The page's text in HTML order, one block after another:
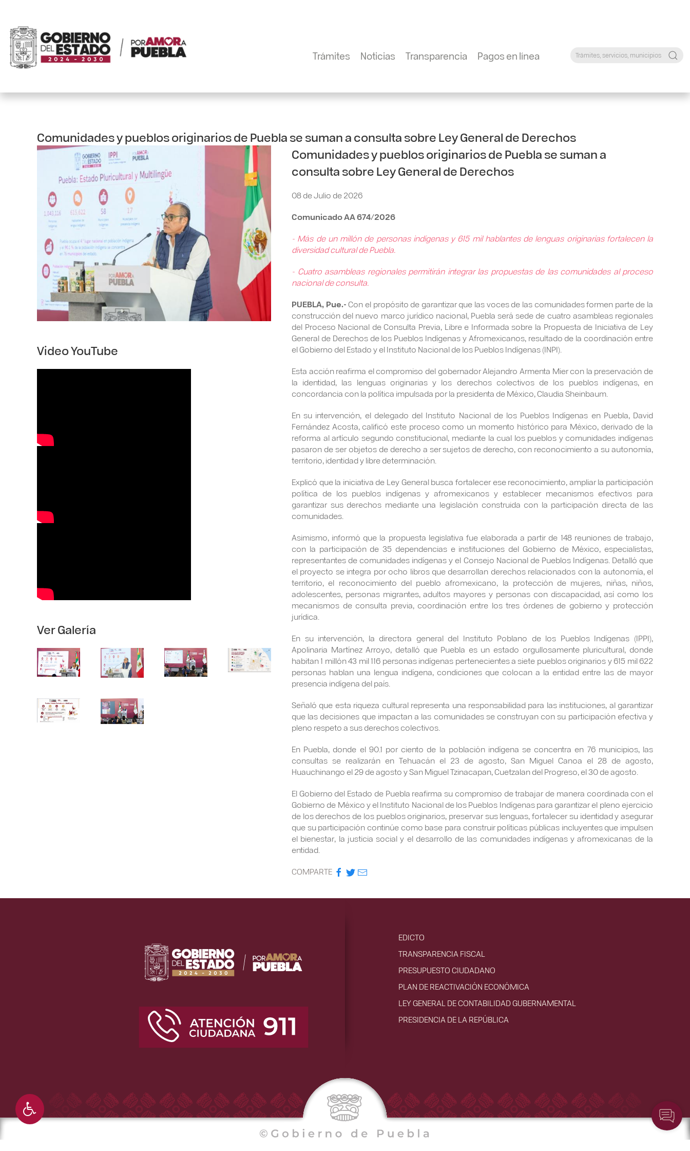
Trámites Noticias Transparencia Pagos en línea
Comunidades y pueblos originarios de Puebla se suman a consulta sobre Ley General de Derechos
Video YouTube
Ver Galería
Comunidades y pueblos originarios de Puebla se suman a
consulta sobre Ley General de Derechos
08 de Julio de 2026
Comunicado AA 674/2026
- Más de un millón de personas indígenas y 615 mil hablantes de lenguas originarias fortalecen la
diversidad cultural de Puebla.
- Cuatro asambleas regionales permitirán integrar las propuestas de las comunidades al proceso
nacional de consulta.
PUEBLA, Pue.-Con el propósito de garantizar que las voces de las comunidades formen parte de la
construcción del nuevo marco jurídico nacional, Puebla será sede de cuatro asambleas regionales
del Proceso Nacional de Consulta Previa, Libre e Informada sobre la Propuesta de Iniciativa de Ley
General de Derechos de los Pueblos Indígenas y Afromexicanos, resultado de la coordinación entre
el Gobierno del Estado y el Instituto Nacional de los Pueblos Indígenas (INPI).
Esta acción reafirma el compromiso del gobernador Alejandro Armenta Mier con la preservación de
la identidad, las lenguas originarias y los derechos colectivos de los pueblos indígenas, en
concordancia con la política impulsada por la presidenta de México, Claudia Sheinbaum.
En su intervención, el delegado del Instituto Nacional de los Pueblos Indígenas en Puebla, David
Fernández Acosta, calificó este proceso como un momento histórico para México, derivado de la
reforma al artículo segundo constitucional, mediante la cual los pueblos y comunidades indígenas
pasaron de ser objetos de derecho a ser sujetos de derecho, con reconocimiento a su autonomía,
territorio, identidad y libre determinación.
Explicó que la iniciativa de Ley General busca fortalecer ese reconocimiento, ampliar la participación
política de los pueblos indígenas y afromexicanos y establecer mecanismos efectivos para
garantizar sus derechos mediante una legislación construida con la participación directa de las
comunidades.
Asimismo, informó que la propuesta legislativa fue elaborada a partir de 148 reuniones de trabajo,
con la participación de 35 dependencias e instituciones del Gobierno de México, especialistas,
representantes de comunidades indígenas y el Consejo Nacional de Pueblos Indígenas. Detalló que
el proyecto se integra por ocho libros que desarrollan derechos relacionados con la autonomía, el
territorio, el reconocimiento del pueblo afromexicano, la protección de mujeres, niñas, niños,
adolescentes, personas migrantes, adultos mayores y personas con discapacidad, así como los
mecanismos de consulta previa, coordinación entre los tres órdenes de gobierno y protección
jurídica.
En su intervención, la directora general del Instituto Poblano de los Pueblos Indígenas (IPPI),
Apolinaria Martínez Arroyo, detalló que Puebla es un estado orgullosamente pluricultural, donde
habitan 1 millón 43 mil 116 personas indígenas pertenecientes a siete pueblos originarios y 615 mil 622
personas hablan una lengua indígena, condiciones que colocan a la entidad entre las de mayor
presencia indígena del país.
Señaló que esta riqueza cultural representa una responsabilidad para las instituciones, al garantizar
que las decisiones que impactan a las comunidades se construyan con su participación efectiva y
pleno respeto a sus derechos colectivos.
En Puebla, donde el 90.1 por ciento de la población indígena se concentra en 76 municipios, las
consultas se realizarán en Tehuacán el 23 de agosto, San Miguel Canoa el 28 de agosto,
Huauchinango el 29 de agosto y San Miguel Tzinacapan, Cuetzalan del Progreso, el 30 de agosto.
El Gobierno del Estado de Puebla reafirma su compromiso de trabajar de manera coordinada con el
Gobierno de México y el Instituto Nacional de los Pueblos Indígenas para garantizar el pleno ejercicio
de los derechos de los pueblos originarios, preservar sus lenguas, fortalecer su identidad y asegurar
que su participación continúe como base para construir políticas públicas incluyentes que impulsen
el bienestar, la justicia social y el desarrollo de las comunidades indígenas y afromexicanas de la
entidad.
COMPARTE
EDICTO
TRANSPARENCIA FISCAL
PRESUPUESTO CIUDADANO
PLAN DE REACTIVACIÓN ECONÓMICA
LEY GENERAL DE CONTABILIDAD GUBERNAMENTAL
PRESIDENCIA DE LA REPÚBLICA